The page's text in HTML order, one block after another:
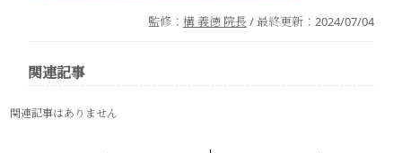
監修： 構 義徳 院長 / 最終更新： 2024/07/04
関連記事
関連記事はありません